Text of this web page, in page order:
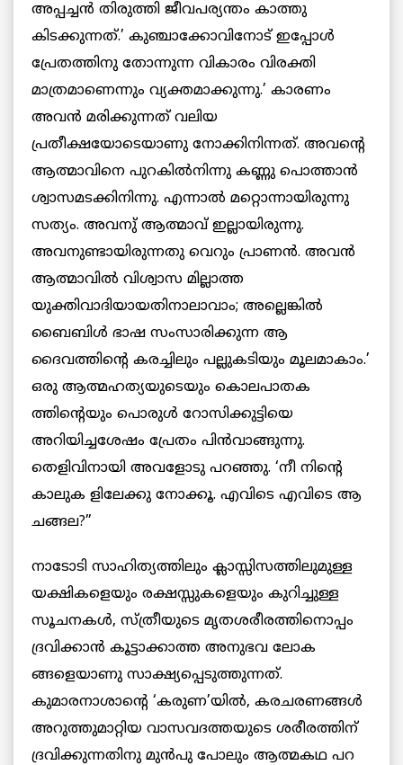
അപ്പച്ചന്‍ തിരുത്തി ജീവപര്യന്തം കാത്തു
കിടക്കുന്നത്.’ കുഞ്ചാക്കോവിനോട് ഇപ്പോള്‍
പ്രേതത്തിനു തോന്നുന്ന വികാരം വിരക്തി
മാത്രമാണെന്നും വ്യക്തമാക്കുന്നു.’ കാരണം
അവന്‍ മരിക്കുന്നത് വലിയ
പ്രതീക്ഷയോടെയാണു നോക്കിനിന്നത്. അവന്‍റെ
ആത്മാവിനെ പുറകില്‍നിന്നു കണ്ണു പൊത്താന്‍
ശ്വാസമടക്കിനിന്നു. എന്നാല്‍ മറ്റൊന്നായിരുന്നു
സത്യം. അവനു് ആത്മാവ് ഇല്ലായിരുന്നു.
അവനുണ്ടായിരുന്നതു വെറും പ്രാണന്‍. അവന്‍
ആത്മാവില്‍ വിശ്വാസ മില്ലാത്ത
യുക്തിവാദിയായതിനാലാവാം; അല്ലെങ്കില്‍
ബൈബിള്‍ ഭാഷ സംസാരിക്കുന്ന ആ
ദൈവത്തിന്‍റെ കരച്ചിലും പല്ലുകടിയും മൂലമാകാം.’
ഒരു ആത്മഹത്യയുടെയും കൊലപാതക
ത്തിന്‍റെയും പൊരുള്‍ റോസിക്കുട്ടിയെ
അറിയിച്ചശേഷം പ്രേതം പിന്‍വാങ്ങുന്നു.
തെളിവിനായി അവളോടു പറഞ്ഞു. ‘നീ നിന്‍റെ
കാലുക ളിലേക്കു നോക്കൂ. എവിടെ എവിടെ ആ
ചങ്ങല?”
നാടോടി സാഹിത്യത്തിലും ക്ലാസ്സിസത്തിലുമുള്ള
യക്ഷികളെയും രക്ഷസ്സുകളെയും കുറിച്ചുള്ള
സൂചനകള്‍, സ്ത്രീയുടെ മൃതശരീരത്തിനൊപ്പം
ദ്രവിക്കാന്‍ കൂട്ടാക്കാത്ത അനുഭവ ലോക
ങ്ങളെയാണു സാക്ഷ്യപ്പെടുത്തുന്നത്.
കുമാരനാശാന്‍റെ ‘കരുണ’യില്‍, കരചരണങ്ങള്‍
അറുത്തുമാറ്റിയ വാസവദത്തയുടെ ശരീരത്തിന്
ദ്രവിക്കുന്നതിനു മുൻപു പോലും ആത്മകഥ പറ